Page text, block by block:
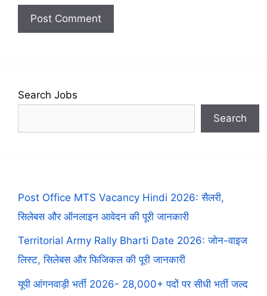
Search Jobs
Search
Post Office MTS Vacancy Hindi 2026: सैलरी,
सिलेबस और ऑनलाइन आवेदन की पूरी जानकारी
Territorial Army Rally Bharti Date 2026: जोन-वाइज
लिस्ट, सिलेबस और फिजिकल की पूरी जानकारी
यूपी आंगनवाड़ी भर्ती 2026- 28,000+ पदों पर सीधी भर्ती जल्द